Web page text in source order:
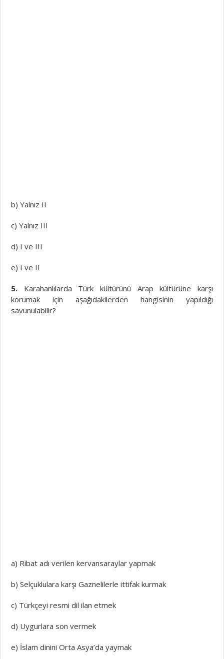
b) Yalnız II
c) Yalnız III
d) I ve III
e) I ve II
5. Karahanlılarda Türk kültürünü Arap kültürüne karşı
korumak için aşağıdakilerden hangisinin yapıldığı
savunulabilir?
a) Ribat adı verilen kervansaraylar yapmak
b) Selçuklulara karşı Gaznelilerle ittifak kurmak
c) Türkçeyi resmi dil ilan etmek
d) Uygurlara son vermek
e) İslam dinini Orta Asya’da yaymak